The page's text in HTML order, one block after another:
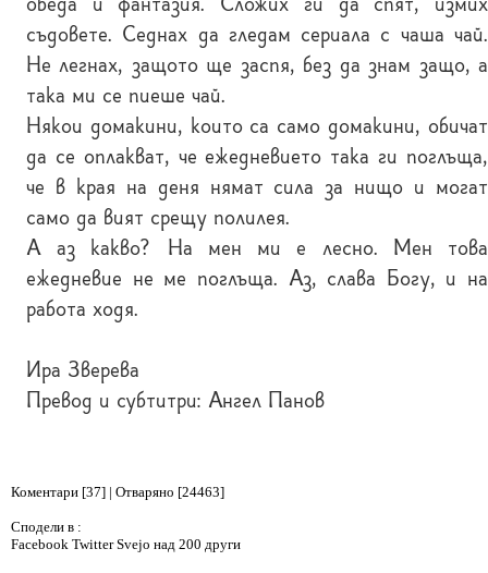
съдовете. Седнах да гледам сериала с чаша чай.
Не легнах, защото ще заспя, без да знам защо, а
така ми се пиеше чай.
Някои домакини, които са само домакини, обичат
да се оплакват, че ежедневието така ги поглъща,
че в края на деня нямат сила за нищо и могат
само да вият срещу полилея.
А аз какво? На мен ми е лесно. Мен това
ежедневие не ме поглъща. Аз, слава Богу, и на
работа ходя.
Ира Зверева
Превод и субтитри: Ангел Панов
Коментари [37] | Отваряно [24463]
Сподели в :
Facebook TwitterSvejo над 200 други